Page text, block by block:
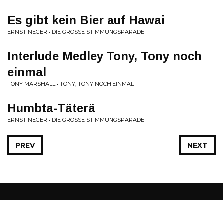
Es gibt kein Bier auf Hawai
ERNST NEGER • DIE GROSSE STIMMUNGSPARADE
Interlude Medley Tony, Tony noch
einmal
TONY MARSHALL • TONY, TONY NOCH EINMAL
Humbta-Täterä
ERNST NEGER • DIE GROSSE STIMMUNGSPARADE
NEXT
PREV